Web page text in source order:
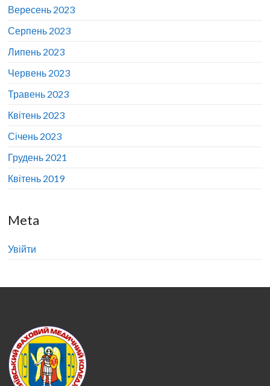
Вересень 2023
Серпень 2023
Липень 2023
Червень 2023
Травень 2023
Квітень 2023
Січень 2023
Грудень 2021
Квітень 2019
Meta
Увійти